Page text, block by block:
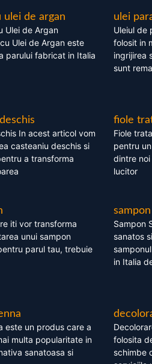
ulei de argan
Ulei de Argan
Ulei de Argan este
parului fabricat in Italia
ulei
Uleiul de
folosit in
ingrijirea
sunt
In acest articol vom
casteaniu deschis si
a transforma
fiole
Fiole
pentru
dintre
lucitor
iti vor transforma
unui sampon
parul tau, trebuie
Sampon
sanatos
in Italia
este un produs care a
multa popularitate in
sanatoasa si
folosita
schimbe